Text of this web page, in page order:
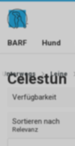
BARF Hund
Unterwegs Leine
Celestun
Verfügbarkeit
Sortieren nach
Relevanz